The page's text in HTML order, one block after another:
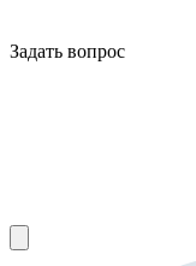
Задать вопрос